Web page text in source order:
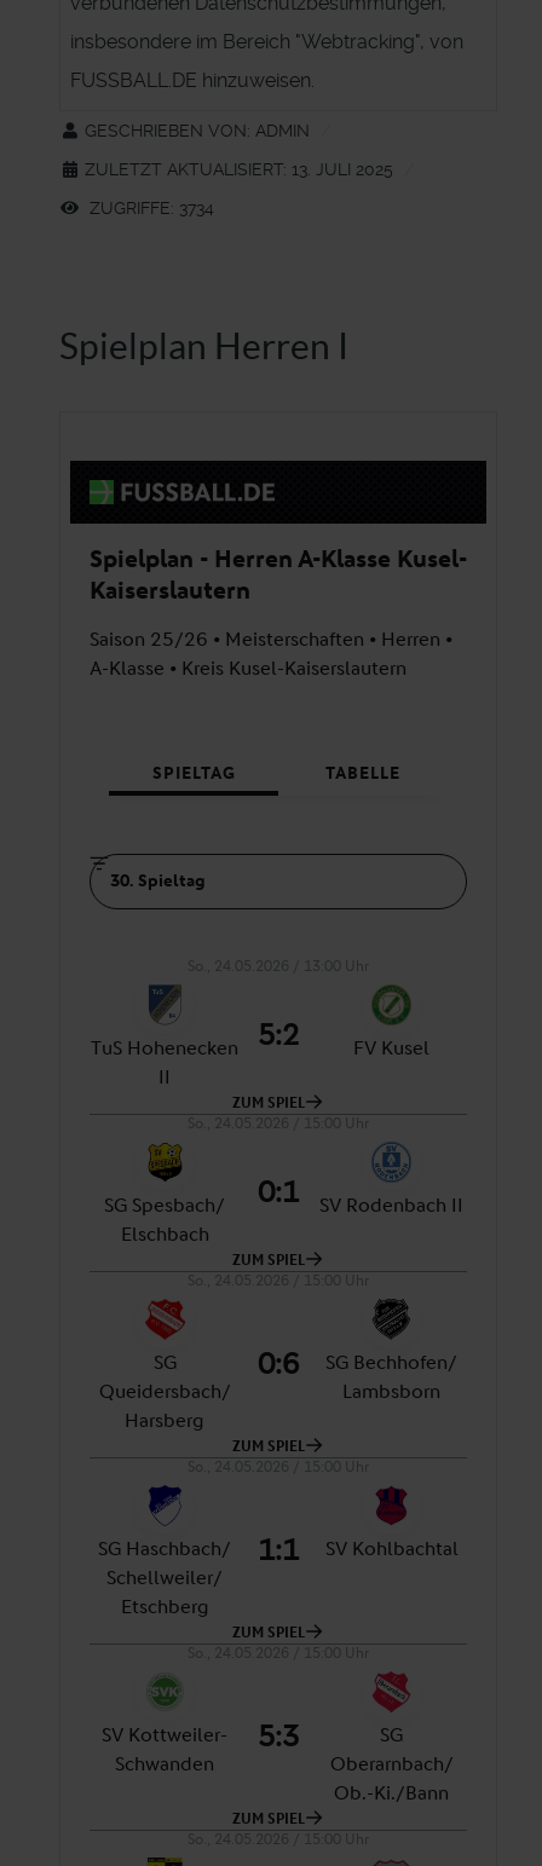
insbesondere im Bereich "Webtracking", von
FUSSBALL.DE hinzuweisen.
GESCHRIEBEN VON: ADMIN
ZULETZT AKTUALISIERT: 13. JULI 2025
ZUGRIFFE: 3734
Spielplan Herren I